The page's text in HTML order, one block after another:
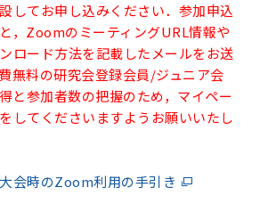
してお申し込みください．参加申込
， ZoomのミーティングURL情報や
ロード方法を記載したメールをお送
無料の研究会登録会員/ジュニア会
と参加者数の把握のため，マイペー
してくださいますようお願いいたし
会時のZoom利用の手引き